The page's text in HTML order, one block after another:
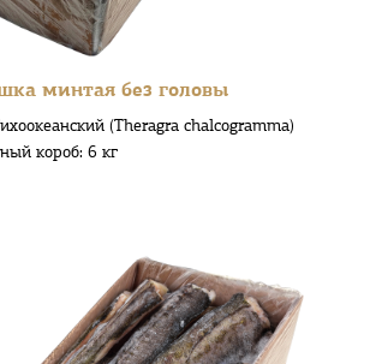
минтая без головы
(Theragra chalcogramma)
короб: 6 кг